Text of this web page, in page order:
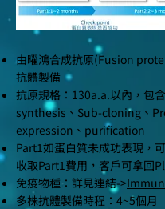
由曜鴻合成抗原(Fusion
抗體製備
抗原規格：130a.a.以內，包
synthesis、Sub-cloning、
expression、purification
Part1如蛋白質未成功表現，
收取Part1費用，客戶可拿回
免疫物種：詳見連結->
多株抗體製備時程：4~5個月